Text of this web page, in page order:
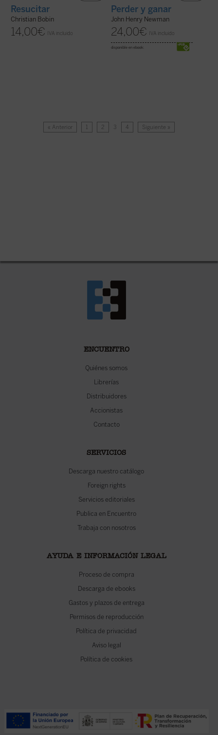
Resucitar
Christian Bobin
14,00€ IVA incluido
Perder y ganar
John Henry Newman
24,00€ IVA incluido
disponible en ebook:
« Anterior 1 2 3 4 Siguiente »
ENCUENTRO
Quiénes somos
Librerías
Distribuidores
Accionistas
Contacto
SERVICIOS
Descarga nuestro catálogo
Foreign rights
Servicios editoriales
Publica en Encuentro
Trabaja con nosotros
AYUDA E INFORMACIÓN LEGAL
Proceso de compra
Descarga de ebooks
Gastos y plazos de entrega
Permisos de reproducción
Política de privacidad
Aviso legal
Política de cookies